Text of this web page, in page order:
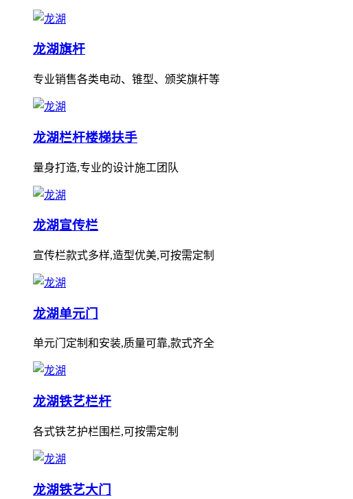
龙湖旗杆
专业销售各类电动、锥型、颁奖旗杆等
龙湖栏杆楼梯扶手
量身打造,专业的设计施工团队
龙湖宣传栏
宣传栏款式多样,造型优美,可按需定制
龙湖单元门
单元门定制和安装,质量可靠,款式齐全
龙湖铁艺栏杆
各式铁艺护栏围栏,可按需定制
龙湖铁艺大门